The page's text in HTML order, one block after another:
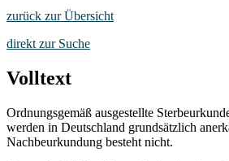
zurück zur Übersicht
direkt zur Suche
Volltext
Ordnungsgemäß ausgestellte
werden in Deutschland grundsätzlich
Nachbeurkundung besteht nicht.